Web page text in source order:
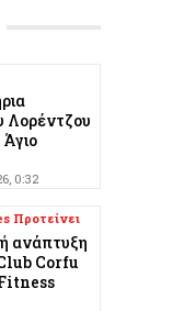
Λορέντζου
0:32
Προτείνει
ανάπτυξη
Corfu